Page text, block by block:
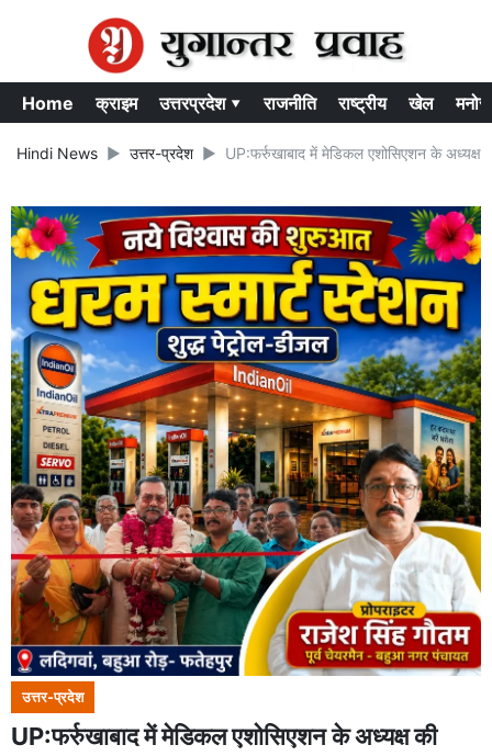
Home क्राइम उत्तरप्रदेश ▾ राजनीति राष्ट्रीय खेल
Hindi News उत्तर-प्रदेश UP:फर्रुखाबाद में मेडिकल एशोसिएशन के अध्यक्ष
उत्तर-प्रदेश
UP:फर्रुखाबाद में मेडिकल एशोसिएशन के अध्यक्ष की